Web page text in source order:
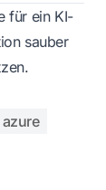
für ein KI-
sauber
azure